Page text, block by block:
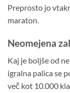
Preprosto jo
maraton.
Neomejena
Kaj je boljše od
igralna palica se
več kot 10.000